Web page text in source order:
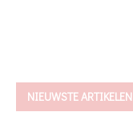
NIEUWSTE ARTIKELEN